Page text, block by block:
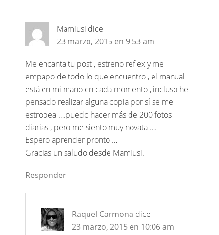
Mamiusi dice
23 marzo, 2015 en 9:53 am
Me encanta tu post , estreno reflex y me
empapo de todo lo que encuentro , el manual
está en mi mano en cada momento , incluso he
pensado realizar alguna copia por sí se me
estropea ….puedo hacer más de 200 fotos
diarias , pero me siento muy novata ….
Espero aprender pronto …
Gracias un saludo desde Mamiusi.
Responder
Raquel Carmona dice
23 marzo, 2015 en 10:06 am